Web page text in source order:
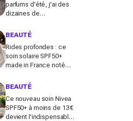
parfums d'été, j'ai des
dizaines de
journée
BEAUTÉ
Rides profondes : ce
soin solaire SPF50+
made in France noté
de freiner leur apparition
BEAUTÉ
Ce nouveau soin Nivea
SPF50+ à moins de 13 €
devient l’indispensable